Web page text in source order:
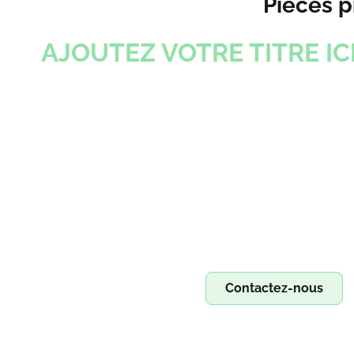
Pièces
AJOUTEZ VOTRE TITRE
Contactez-nous